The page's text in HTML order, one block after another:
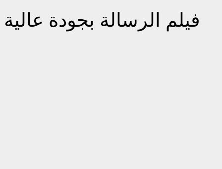
فيلم الرسالة بجودة عالية